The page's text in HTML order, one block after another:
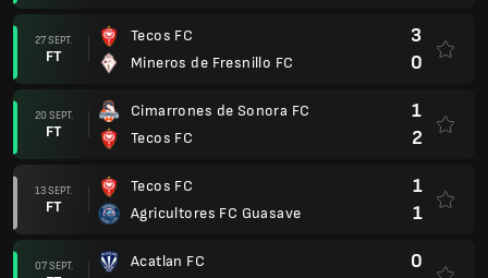
27 SEPT.
FT
Tecos FC
Mineros de Fresnillo FC
3
0
20 SEPT.
FT
Cimarrones de Sonora FC
Tecos FC
1
2
13 SEPT.
FT
Tecos FC
Agricultores FC Guasave
1
1
07 SEPT.
Acatlan FC
0